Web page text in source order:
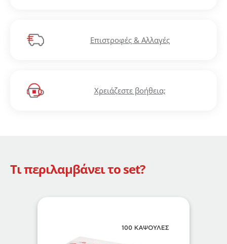
Επιστροφές & Αλλαγές
Χρειάζεστε βοήθεια;
Τι περιλαμβάνει το set?